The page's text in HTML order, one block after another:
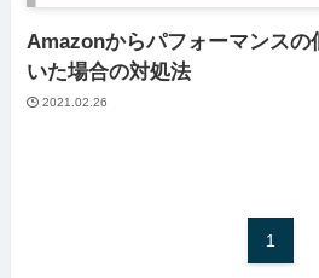
Amazonからパフォーマンスの
いた場合の対処法
2021.02.26
1